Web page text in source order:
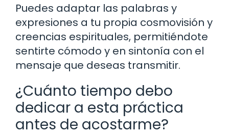
Puedes adaptar las palabras y
expresiones a tu propia cosmovisión y
creencias espirituales, permitiéndote
sentirte cómodo y en sintonía con el
mensaje que deseas transmitir.
¿Cuánto tiempo debo
dedicar a esta práctica
antes de acostarme?